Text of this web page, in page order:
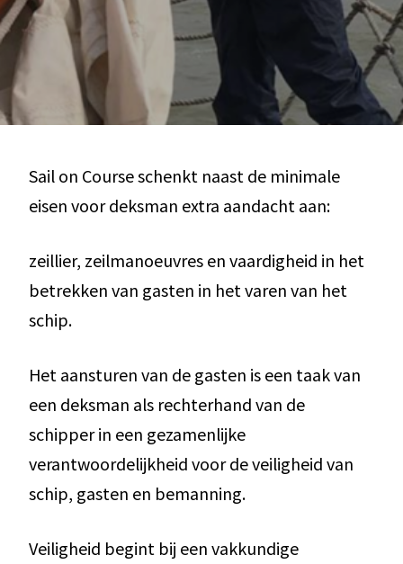
Sail on Course schenkt naast de minimale
eisen voor deksman extra aandacht aan:
zeillier, zeilmanoeuvres en vaardigheid in het
betrekken van gasten in het varen van het
schip.
Het aansturen van de gasten is een taak van
een deksman als rechterhand van de
schipper in een gezamenlijke
verantwoordelijkheid voor de veiligheid van
schip, gasten en bemanning.
Veiligheid begint bij een vakkundige